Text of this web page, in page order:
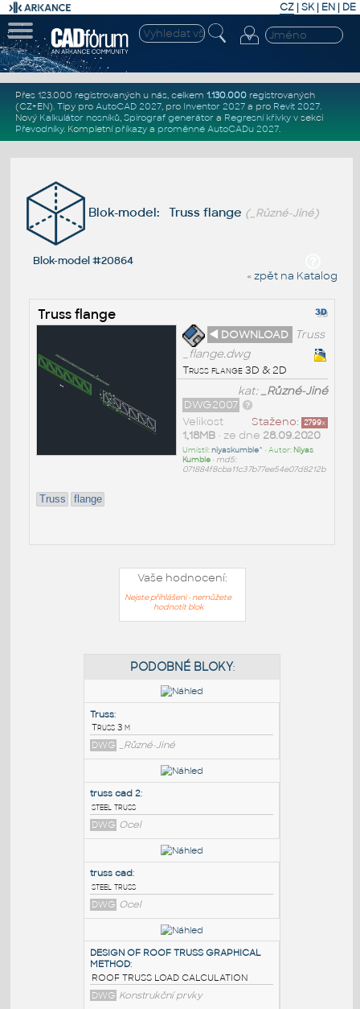
CZ | SK| EN | DE
Přes 123.000 registrovaných u nás, celkem 1.130.000registrovaných
(CZ+EN). Tipy pro AutoCAD 2027, pro Inventor 2027a pro Revit 2027.
Nový Kalkulátor nosníků, Spirograf generátor a Regresní křivkyv sekci
Převodníky. Kompletní příkazya proměnné AutoCADu 2027.
Blok-model: Truss flange (_Různé-Jiné)
Blok-model #20864
« zpět na Katalog
Truss flange
◄ DOWNLOAD
Truss
_flange.dwg
Truss flange 3D & 2D
kat:_Různé-Jiné
DWG2007
Staženo: 2799x
Velikost
1,18MB• ze dne 28.09.2020
Umístil:niyaskumble^ • Autor: Niyas
Kumble• md5:
071884f8cba11c37b77ee54e07d8212b
Truss flange
Vaše hodnocení:
Nejste přihlášeni - nemůžete
hodnotit blok
PODOBNÉ BLOKY:
Truss:
DWG
truss cad 2:
steel truss
DWG